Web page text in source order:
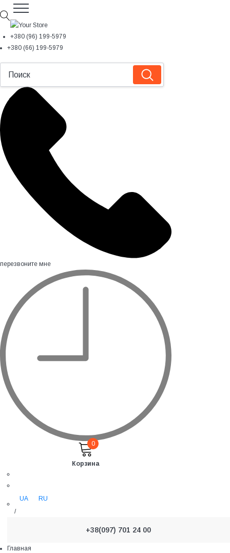
+380 (96) 199-5979
+380 (66) 199-5979
перезвоните мне
0
Корзина
UA
/
RU
+38(097) 701 24 00
Главная